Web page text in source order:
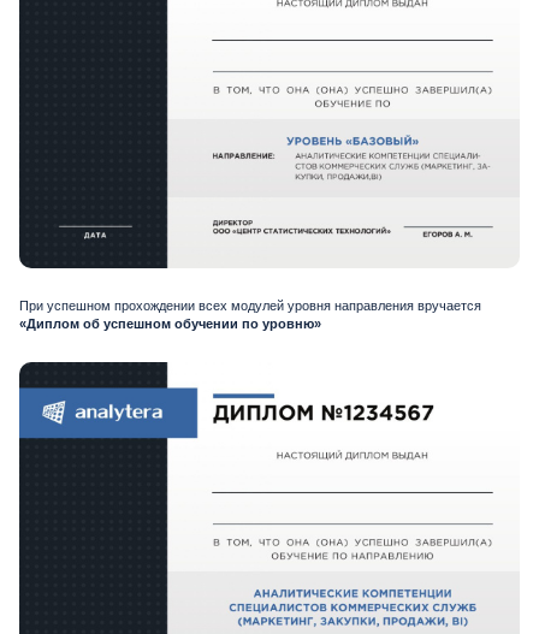
При успешном прохождении всех модулей уровня направления вручается
«Диплом об успешном обучении по уровню»